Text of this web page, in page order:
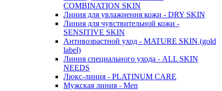
COMBINATION SKIN
Линия для увлажнения кожи - DRY SKIN
Линия для чувствительной кожи -
SENSITIVE SKIN
Антивозрастной уход - MATURE SKIN (gold
label)
Линия специального ухода - ALL SKIN
NEEDS
Люкс-линия - PLATINUM CARE
Мужская линия - Men